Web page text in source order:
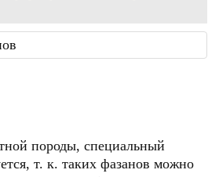
породы, специальный
т. к. таких фазанов можно